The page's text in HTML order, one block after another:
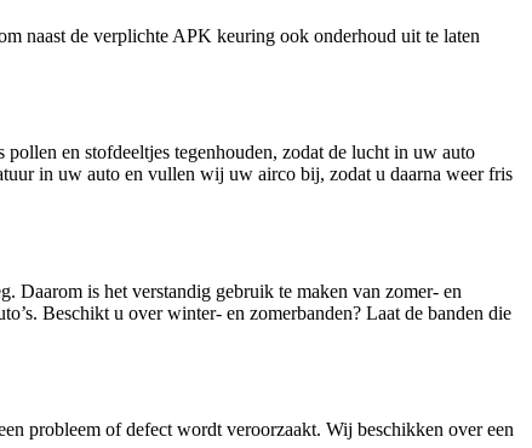
naast de verplichte APK keuring ook onderhoud uit te laten
en stofdeeltjes tegenhouden, zodat de lucht in uw auto
in uw auto en vullen wij uw airco bij, zodat u daarna weer fris
Daarom is het verstandig gebruik te maken van zomer- en
Beschikt u over winter- en zomerbanden? Laat de banden die
probleem of defect wordt veroorzaakt. Wij beschikken over een